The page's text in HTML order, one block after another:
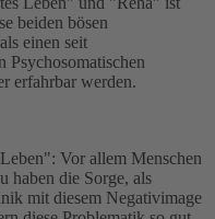
beiden bösen
einen seit
Psychosomatischen
erfahrbar werden.
Vor allem Menschen
haben die Sorge, als
mit diesem Negativimage